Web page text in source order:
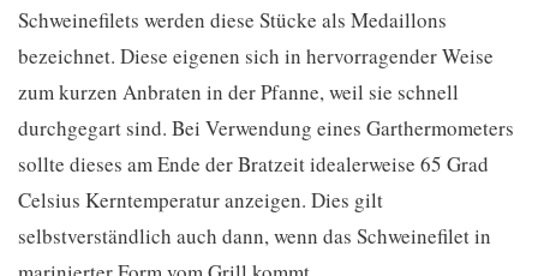
Schweinefilets werden diese Stücke als Medaillons
bezeichnet. Diese eigenen sich in hervorragender Weise
zum kurzen Anbraten in der Pfanne, weil sie schnell
durchgegart sind. Bei Verwendung eines Garthermometers
sollte dieses am Ende der Bratzeit idealerweise 65 Grad
Celsius Kerntemperatur anzeigen. Dies gilt
selbstverständlich auch dann, wenn das Schweinefilet in